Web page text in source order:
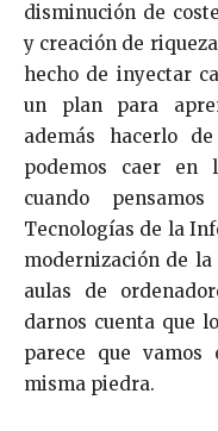
disminución de
y creación de
hecho de inyectar
un plan para
además hacerlo
podemos caer en
cuando
Tecnologías de la
modernización de
aulas de
darnos cuenta que
parece que vamos
misma piedra.